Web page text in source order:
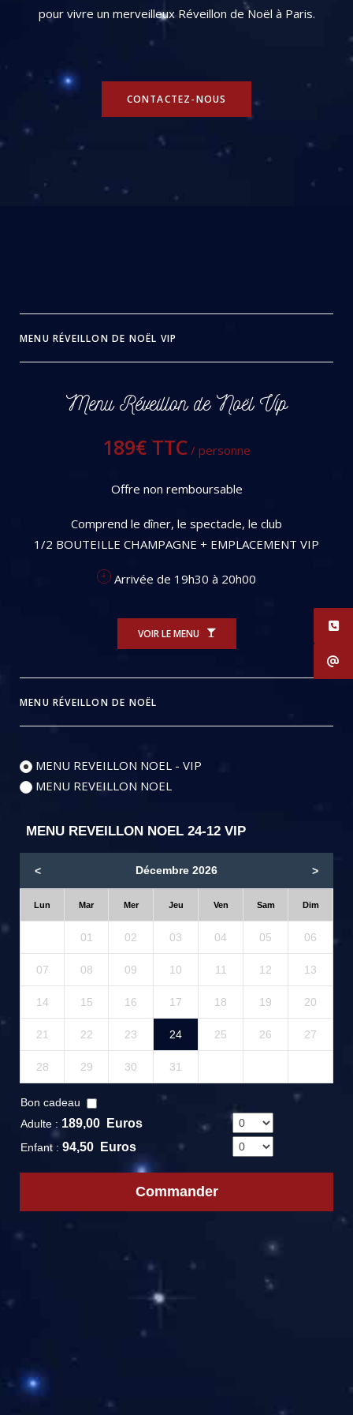
pour vivre un merveilleux Réveillon de Noël à Paris.
CONTACTEZ-NOUS
MENU RÉVEILLON DE NOËL VIP
Menu Réveillon de Noël Vip
189€ TTC / personne
Offre non remboursable
Comprend le dîner, le spectacle, le club
1/2 BOUTEILLE CHAMPAGNE + EMPLACEMENT VIP
Arrivée de 19h30 à 20h00
VOIR LE MENU
MENU RÉVEILLON DE NOËL
MENU REVEILLON NOEL - VIP
MENU REVEILLON NOEL